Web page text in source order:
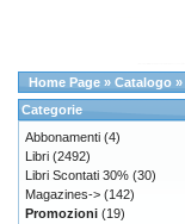
Home Page » Catalogo »
Categorie
Abbonamenti (4)
Libri (2492)
Libri Scontati 30% (30)
Magazines-> (142)
Promozioni (19)